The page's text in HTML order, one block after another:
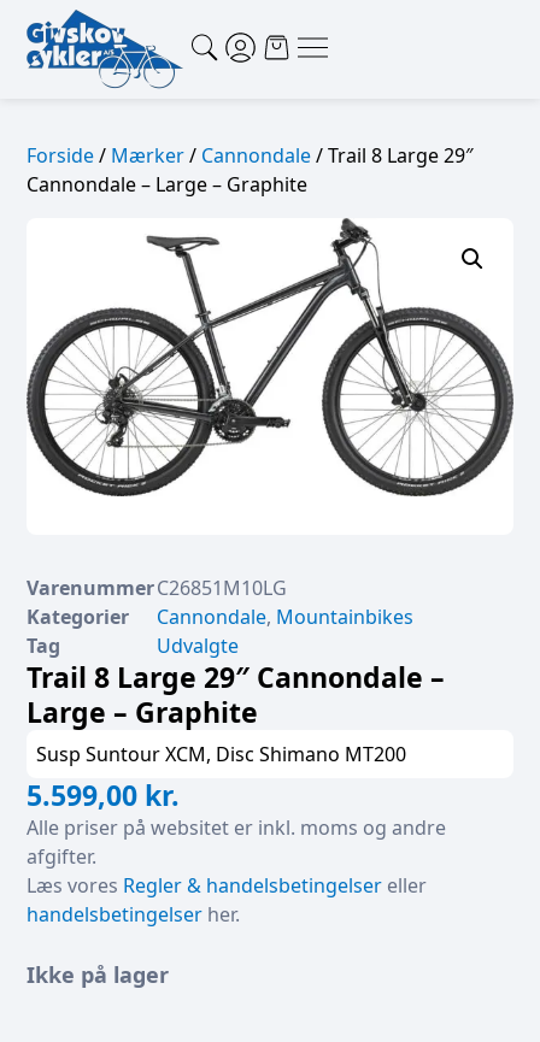
Forside/ Mærker/ Cannondale/ Trail 8 Large 29″
Cannondale – Large – Graphite
VarenummerC26851M10LG
Kategorier
Cannondale, Mountainbikes
Tag
Udvalgte
Trail 8 Large 29″ Cannondale –
Large – Graphite
Susp Suntour XCM, Disc Shimano MT200
5.599,00 kr.
Alle priser på websitet er inkl. moms og andre
afgifter.
Læs vores Regler & handelsbetingelser eller
handelsbetingelser her.
Ikke på lager